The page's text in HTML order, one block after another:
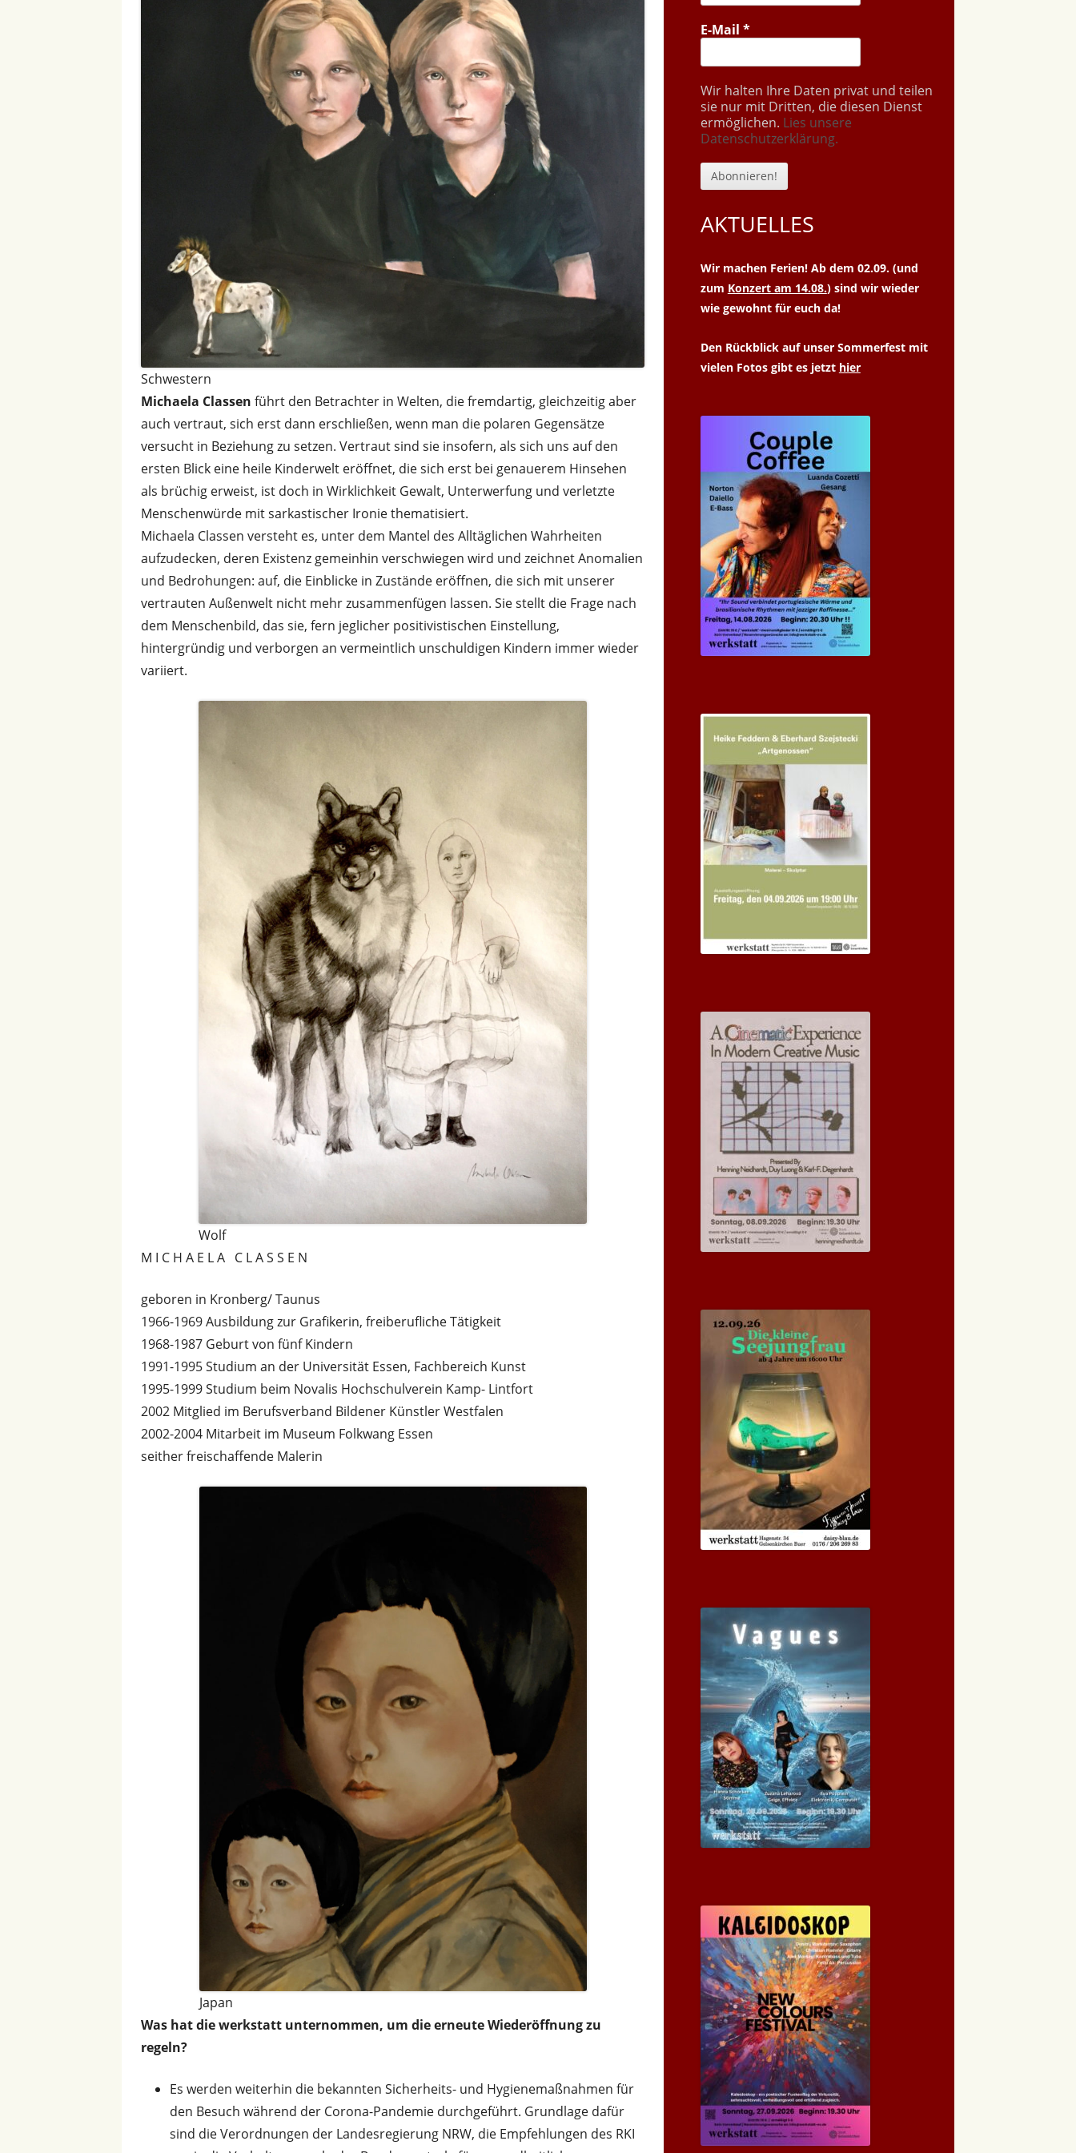
Schwestern
Michaela Classen führt den Betrachter in Welten, die fremdartig, gleichzeitig aber
auch vertraut, sich erst dann erschließen, wenn man die polaren Gegensätze
versucht in Beziehung zu setzen. Vertraut sind sie insofern, als sich uns auf den
ersten Blick eine heile Kinderwelt eröffnet, die sich erst bei genauerem Hinsehen
als brüchig erweist, ist doch in Wirklichkeit Gewalt, Unterwerfung und verletzte
Menschenwürde mit sarkastischer Ironie thematisiert.
Michaela Classen versteht es, unter dem Mantel des Alltäglichen Wahrheiten
aufzudecken, deren Existenz gemeinhin verschwiegen wird und zeichnet Anomalien
und Bedrohungen: auf, die Einblicke in Zustände eröffnen, die sich mit unserer
vertrauten Außenwelt nicht mehr zusammenfügen lassen. Sie stellt die Frage nach
dem Menschenbild, das sie, fern jeglicher positivistischen Einstellung,
hintergründig und verborgen an vermeintlich unschuldigen Kindern immer wieder
variiert.
Wolf
M I C H A E L A C L A S S E N
geboren in Kronberg/ Taunus
1966-1969 Ausbildung zur Grafikerin, freiberufliche Tätigkeit
1968-1987 Geburt von fünf Kindern
1991-1995 Studium an der Universität Essen, Fachbereich Kunst
1995-1999 Studium beim Novalis Hochschulverein Kamp- Lintfort
2002 Mitglied im Berufsverband Bildener Künstler Westfalen
2002-2004 Mitarbeit im Museum Folkwang Essen
seither freischaffende Malerin
Japan
Was hat die werkstatt unternommen, um die erneute Wiederöffnung zu
regeln?
Es werden weiterhin die bekannten Sicherheits- und Hygienemaßnahmen für
den Besuch während der Corona-Pandemie durchgeführt. Grundlage dafür
sind die Verordnungen der Landesregierung NRW, die Empfehlungen des RKI
E-Mail *
Wir halten Ihre Daten privat und teilen
sie nur mit Dritten, die diesen Dienst
ermöglichen. Lies unsere
Datenschutzerklärung.
AKTUELLES
Wir machen Ferien! Ab dem 02.09. (und
zum Konzert am 14.08.) sind wir wieder
wie gewohnt für euch da!
Den Rückblick auf unser Sommerfest mit
vielen Fotos gibt es jetzt hier